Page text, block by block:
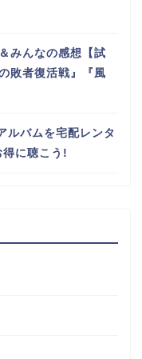
みんなの感想【試
敗者復活戦』『風
ルバムを宅配レンタ
得に聴こう!